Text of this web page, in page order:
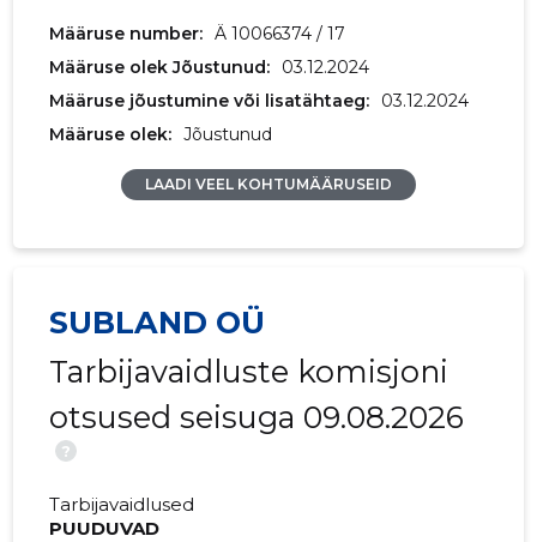
2017 III 13 100 €
2017 II 24 354 € 8826 €
2017 I 100 699 €
2016 IV 362 065 €
2016 III 362 180 € 19 556 €
2015 IV
2015 III
2015 II
Määruse number: Ä 10066374 / 17
Määruse olek Jõustunud:
03.12.2024
Määruse jõustumine või lisatähtaeg:
03.12.2024
Määruse olek: Jõustunud
LAADI VEEL KOHTUMÄÄRUSEID
SUBLAND OÜ
Tarbijavaidluste komisjoni
otsused seisuga 09.08.2026
?
Tarbijavaidlused
PUUDUVAD